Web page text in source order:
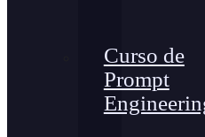
Curso de
Prompt